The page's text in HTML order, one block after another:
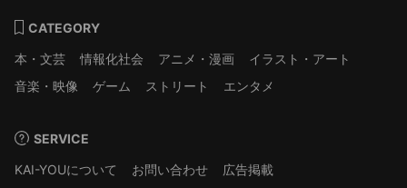
CATEGORY
本・文芸
情報化社会 アニメ・漫画
イラスト・アート
音楽・映像
ゲーム ストリート エンタメ
SERVICE
KAI-YOUについて
お問い合わせ
広告掲載